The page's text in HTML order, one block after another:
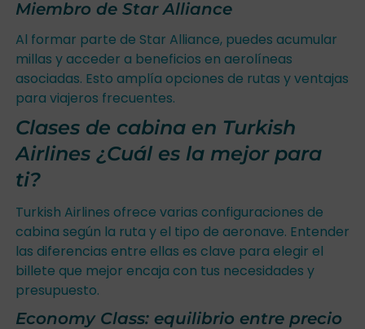
Miembro de Star Alliance
Al formar parte de Star Alliance, puedes acumular
millas y acceder a beneficios en aerolíneas
asociadas. Esto amplía opciones de rutas y ventajas
para viajeros frecuentes.
Clases de cabina en Turkish
Airlines ¿Cuál es la mejor para
ti?
Turkish Airlines ofrece varias configuraciones de
cabina según la ruta y el tipo de aeronave. Entender
las diferencias entre ellas es clave para elegir el
billete que mejor encaja con tus necesidades y
presupuesto.
Economy Class: equilibrio entre precio